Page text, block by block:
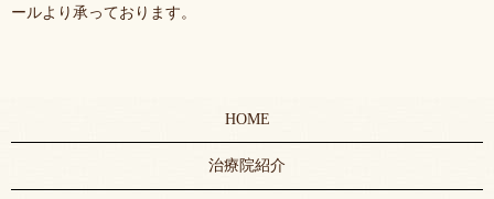
ールより承っております。
HOME
治療院紹介